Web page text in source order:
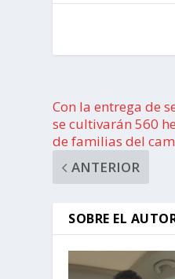
Con la entrega de
se cultivarán 560
de familias del
ANTERIOR
SOBRE EL